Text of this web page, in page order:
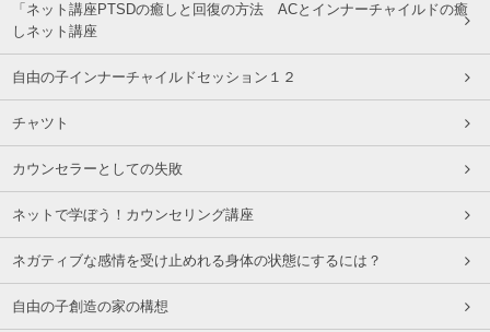
「ネット講座PTSDの癒しと回復の方法 ACとインナーチャイルドの癒
しネット講座
自由の子インナーチャイルドセッション１２
チャツト
カウンセラーとしての失敗
ネットで学ぼう！カウンセリング講座
ネガティブな感情を受け止めれる身体の状態にするには？
自由の子創造の家の構想